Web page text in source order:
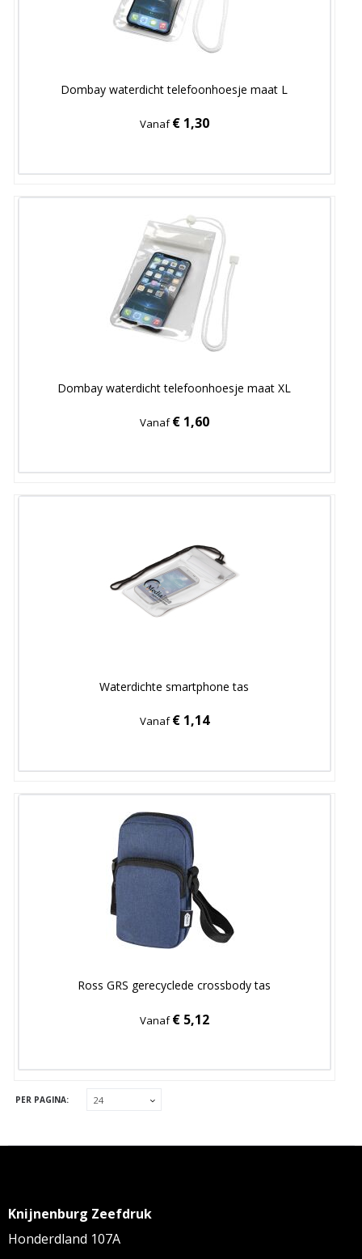
Dombay waterdicht telefoonhoesje maat L
Vanaf€ 1,30
Dombay waterdicht telefoonhoesje maat XL
Vanaf€ 1,60
Waterdichte smartphone tas
Vanaf€ 1,14
Ross GRS gerecyclede crossbody tas
Vanaf€ 5,12
PER PAGINA:
Knijnenburg Zeefdruk
Honderdland 107A